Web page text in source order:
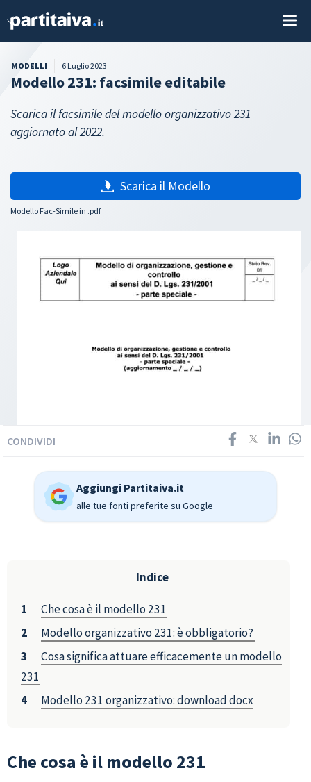
MODELLI 6 Luglio 2023
Modello 231: facsimile editabile
Scarica il facsimile del modello organizzativo 231
aggiornato al 2022.
Scarica il Modello
Modello Fac-Simile in .pdf
CONDIVIDI
Aggiungi Partitaiva.it
alle tue fonti preferite su Google
Indice
Che cosa è il modello 231
Modello organizzativo 231: è obbligatorio?
Cosa significa attuare efficacemente un modello
231
Modello 231 organizzativo: download docx
Che cosa è il modello 231